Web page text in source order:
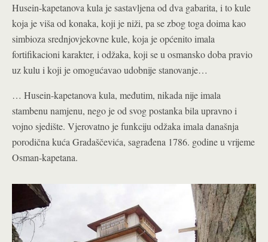
Husein-kapetanova kula je sastavljena od dva gabarita, i to kule
koja je viša od konaka, koji je niži, pa se zbog toga doima kao
simbioza srednjovjekovne kule, koja je općenito imala
fortifikacioni karakter, i odžaka, koji se u osmansko doba pravio
uz kulu i koji je omogućavao udobnije stanovanje…
… Husein-kapetanova kula, međutim, nikada nije imala
stambenu namjenu, nego je od svog postanka bila upravno i
vojno sjedište. Vjerovatno je funkciju odžaka imala današnja
porodična kuća Gradaščevića, sagrađena 1786. godine u vrijeme
Osman-kapetana.